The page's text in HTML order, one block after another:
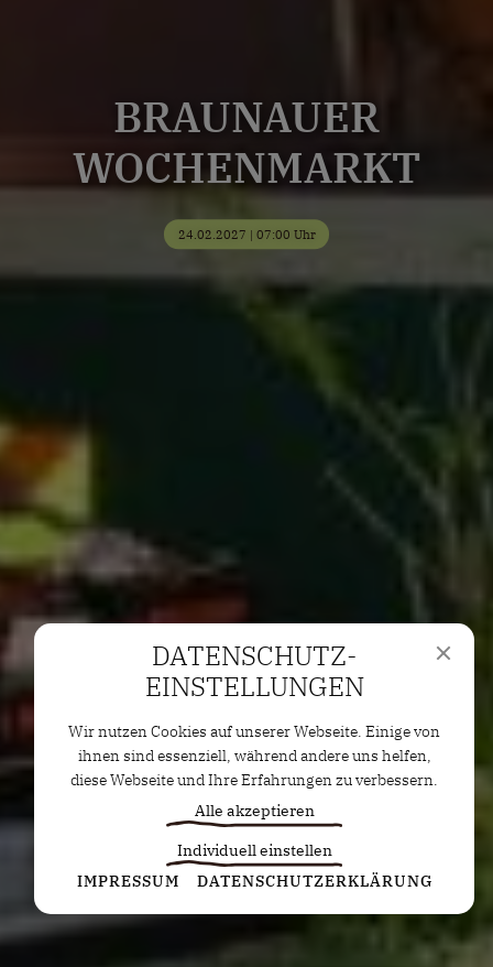
BRAUNAUER
WOCHENMARKT
24.02.2027 | 07:00 Uhr
DATENSCHUTZ­
EINSTELLUNGEN
Wir nutzen Cookies auf unserer Webseite. Einige von
ihnen sind essenziell, während andere uns helfen,
diese Webseite und Ihre Erfahrungen zu verbessern.
Alle akzeptieren
Individuell einstellen
Statistiken
Diese Cookies erfassen anonyme Statistiken. Diese
Informationen helfen uns zu verstehen, wie wir
unsere Website noch weiter optimieren können.
IMPRESSUM DATENSCHUTZERKLÄRUNG